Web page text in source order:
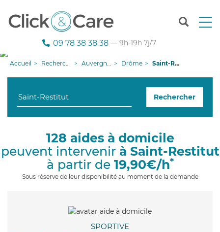
T
n
g
i
09 78 38 38 38 — 9h-19h 7j/7
Accueil Recherche aide à domicile Auvergne-Rhône-Alpes Drôme Saint-Restitut
Rechercher
128 aides à domicile
peuvent intervenir à Saint-Restitut
à partir de 19,90€/h*
Sous réserve de leur disponibilité au moment de la demande
SPORTIVE